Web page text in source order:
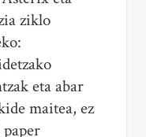
ziklo
eta abar
maitea, ez